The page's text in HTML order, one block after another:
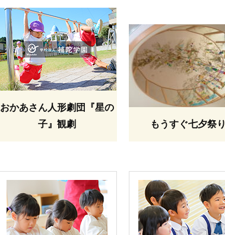
おかあさん人形劇団『星の
子』観劇
もうすぐ七夕祭り